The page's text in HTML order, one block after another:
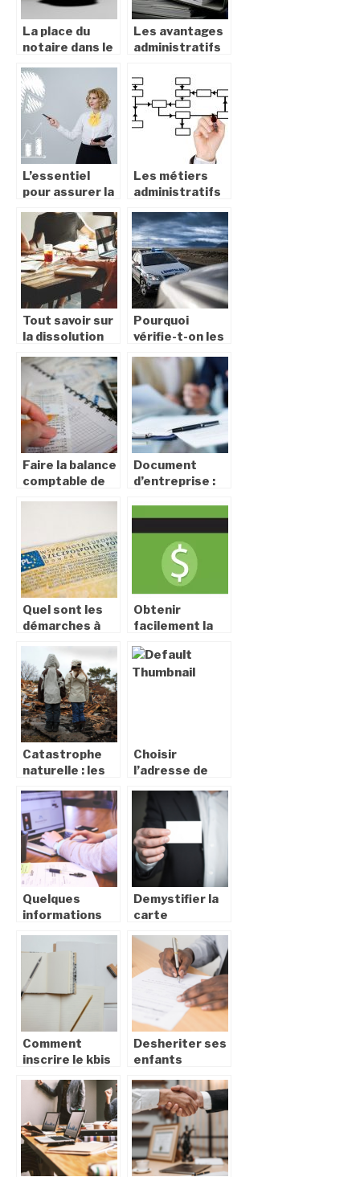
La place du
notaire dans le
viticulture
Les avantages
administratifs
salarié porté
L’essentiel
pour assurer la
entreprise
dans le temps
Les métiers
administratifs
courants
Tout savoir sur
la dissolution
d’une
entreprise
Pourquoi
vérifie-t-on les
auto ?
Faire la balance
comptable de
quels sont les
documents
necessaires ?
Document
d’entreprise :
Quel sont les
démarches à
obtenir sa
carte grise en
ligne ?
Obtenir
facilement la
américaine
Catastrophe
naturelle : les
d’indemnisation
Choisir
l’adresse de
son entreprise
: quelles sont
les options ?
Quelques
informations
du travail
Demystifier la
carte
francaise : tout
ce que vous
devez savoir
Comment
inscrire le kbis
encreur ?
Desheriter ses
enfants
etapes a suivre